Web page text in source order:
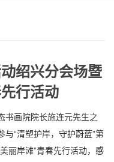
绍兴分会场暨
行活动
书画院院长施连元先生之
“清塑护岸，守护蔚蓝”第
丽岸滩”青春先行活动，感